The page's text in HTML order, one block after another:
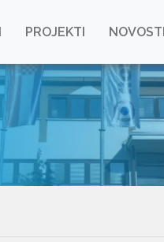
PROJEKTI NOVOSTI